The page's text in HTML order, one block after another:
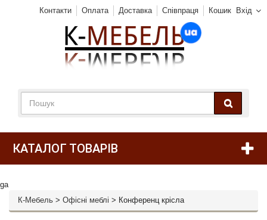
Вхід
Контакти Оплата Доставка Співпраця Кошик
КАТАЛОГ ТОВАРІВ
ga
К-Мебель > Офісні меблі > Конференц крісла